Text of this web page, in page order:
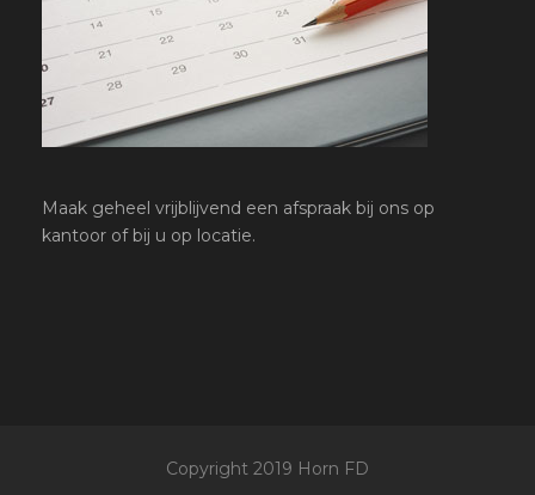
Maak geheel vrijblijvend een afspraak bij ons op
kantoor of bij u op locatie.
Copyright 2019 Horn FD